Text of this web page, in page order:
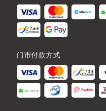
门市付款方式